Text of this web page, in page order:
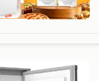
Korting